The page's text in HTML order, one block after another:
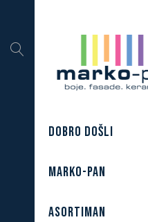
DOBRO DOŠLI
MARKO-PAN
ASORTIMAN